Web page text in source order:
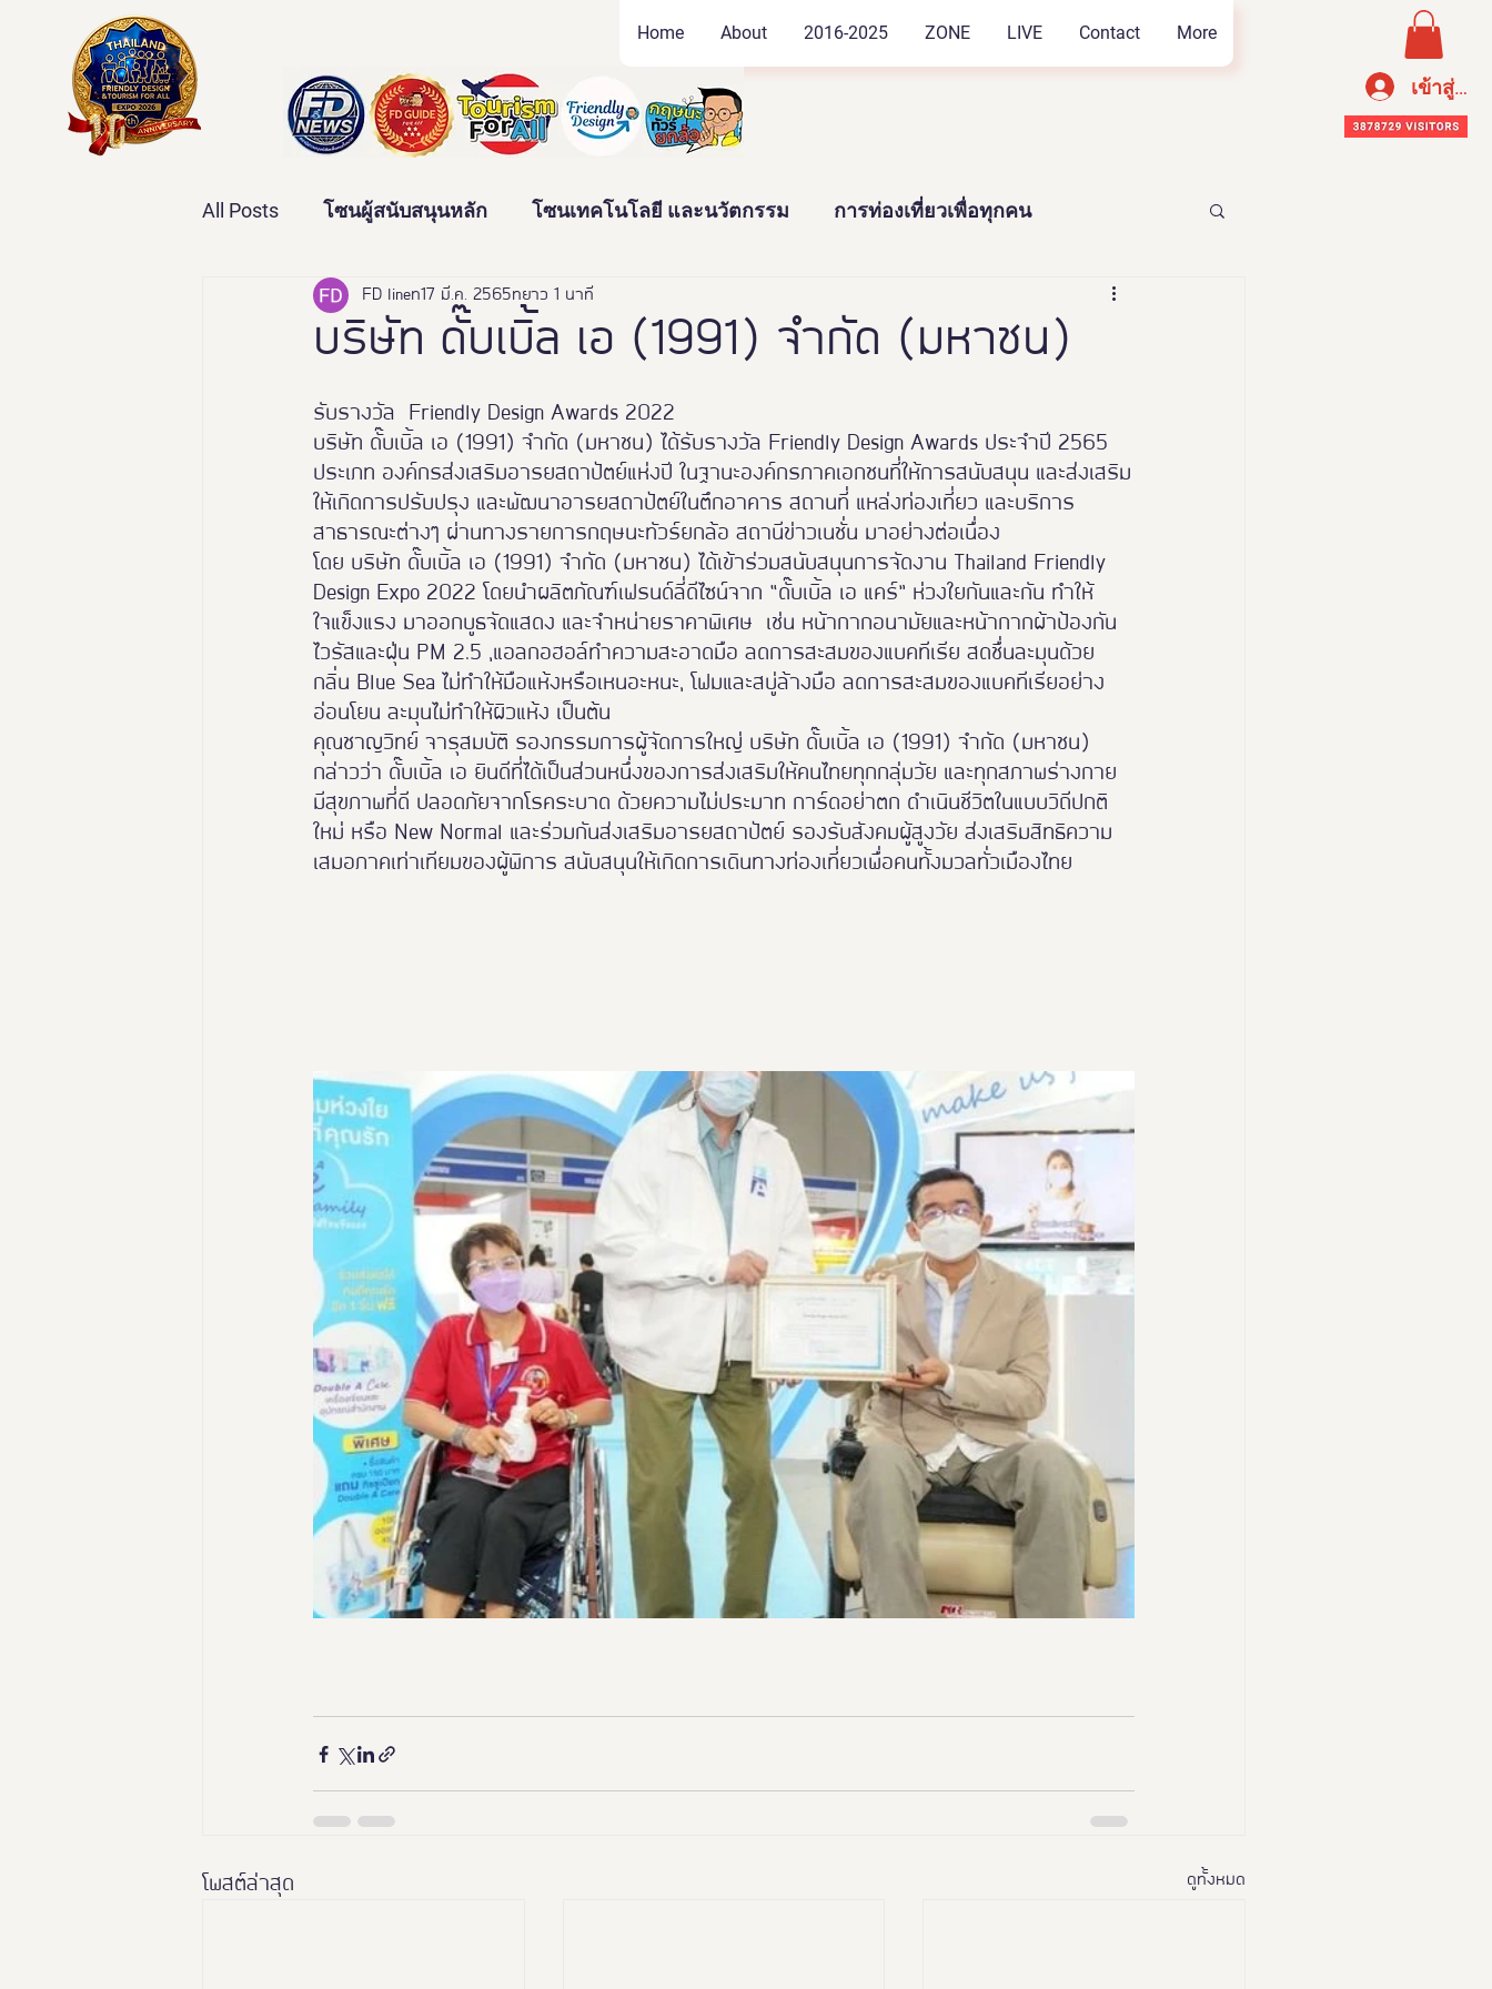
Home About 2016-2025 ZONE LIVE Contact More
เข้าสู่ระ
All Posts โซนผู้สนับสนุนหลัก โซนเทคโนโลยี และนวัตกรรม การท่องเที่ยวเพื่อทุกคน
เทคโนโลยีเพื่อสุขภาพ วัฒนธรรม และสินค้าชุมชน อาหารเพือสุขภาพ
มหกรรมอารยสถาปัตย์เพื่อคนทั้งมวล คร นางงามจิตอาสา Miss Friendly Design Thailand 2023
นางงามฑูตอารยสถาปัตย์ Thailand Friendly Design 2023 Thaialnd Friendly Design Expo 2024
Thailand Friendly Design Expo 2025 #หนุมาน Thailand Friendly Design Expo 2026
บริษัท ดั๊บเบิ้ล เอ (1991) จำกัด (มหาชน)
FD line 17 มี.ค. 2565 ยาว 1 นาที
รับรางวัล  Friendly Design Awards 2022
บริษัท ดั๊บเบิ้ล เอ (1991) จำกัด (มหาชน) ได้รับรางวัล Friendly Design Awards ประจำปี 2565
ประเภท องค์กรส่งเสริมอารยสถาปัตย์แห่งปี ในฐานะองค์กรภาคเอกชนที่ให้การสนับสนุน และส่งเสริม
ให้เกิดการปรับปรุง และพัฒนาอารยสถาปัตย์ในตึกอาคาร สถานที่ แหล่งท่องเที่ยว และบริการ
สาธารณะต่างๆ ผ่านทางรายการกฤษนะทัวร์ยกล้อ สถานีข่าวเนชั่น มาอย่างต่อเนื่อง
โดย บริษัท ดั๊บเบิ้ล เอ (1991) จำกัด (มหาชน) ได้เข้าร่วมสนับสนุนการจัดงาน Thailand Friendly
Design Expo 2022 โดยนำผลิตภัณฑ์เฟรนด์ลี่ดีไซน์จาก “ดั๊บเบิ้ล เอ แคร์” ห่วงใยกันและกัน ทำให้
ใจแข็งแรง มาออกบูธจัดแสดง และจำหน่ายราคาพิเศษ  เช่น หน้ากากอนามัยและหน้ากากผ้าป้องกัน
ไวรัสและฝุ่น PM 2.5 ,แอลกอฮอล์ทำความสะอาดมือ ลดการสะสมของแบคทีเรีย สดชื่นละมุนด้วย
กลิ่น Blue Sea ไม่ทำให้มือแห้งหรือเหนอะหนะ, โฟมและสบู่ล้างมือ ลดการสะสมของแบคทีเรียอย่าง
อ่อนโยน ละมุนไม่ทำให้ผิวแห้ง เป็นต้น
คุณชาญวิทย์ จารุสมบัติ รองกรรมการผู้จัดการใหญ่ บริษัท ดั๊บเบิ้ล เอ (1991) จำกัด (มหาชน)
กล่าวว่า ดั๊บเบิ้ล เอ ยินดีที่ได้เป็นส่วนหนึ่งของการส่งเสริมให้คนไทยทุกกลุ่มวัย และทุกสภาพร่างกาย
มีสุขภาพที่ดี ปลอดภัยจากโรคระบาด ด้วยความไม่ประมาท การ์ดอย่าตก ดำเนินชีวิตในแบบวิถีปกติ
ใหม่ หรือ New Normal และร่วมกันส่งเสริมอารยสถาปัตย์ รองรับสังคมผู้สูงวัย ส่งเสริมสิทธิความ
เสมอภาคเท่าเทียมของผู้พิการ สนับสนุนให้เกิดการเดินทางท่องเที่ยวเพื่อคนทั้งมวลทั่วเมืองไทย
โพสต์ล่าสุด ดูทั้งหมด